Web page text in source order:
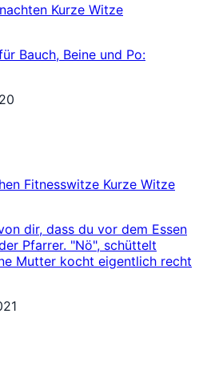
Kurze Witze
Bauch, Beine und Po:
Fitnesswitze Kurze Witze
dir, dass du vor dem Essen
Pfarrer. "Nö", schüttelt
Mutter kocht eigentlich recht